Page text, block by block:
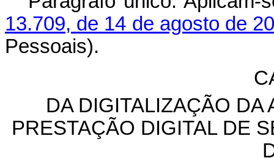
13.709, de 14 de agosto de
Pessoais).
DA DIGITALIZAÇÃO
PRESTAÇÃO DIGITAL DE